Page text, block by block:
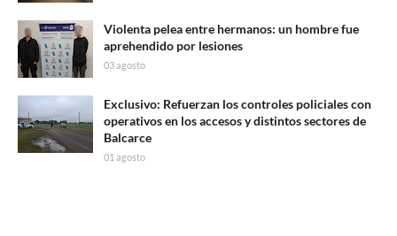
Violenta pelea entre hermanos: un hombre fue
aprehendido por lesiones
03 agosto
Exclusivo: Refuerzan los controles policiales con
operativos en los accesos y distintos sectores de
Balcarce
01 agosto